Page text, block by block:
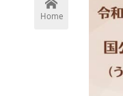
Home